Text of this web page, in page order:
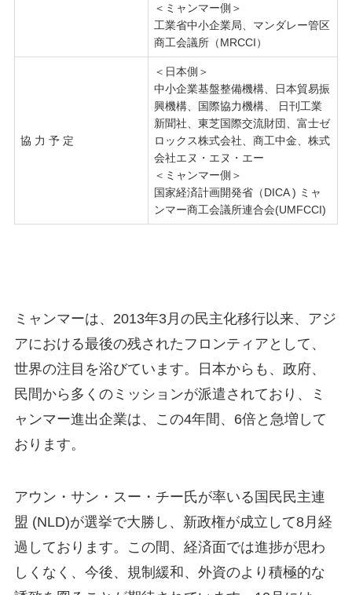
＜ミャンマー側＞
工業省中小企業局、マンダレー管区
商工会議所（MRCCI）
協 力 予 定
＜日本側＞
中小企業基盤整備機構、日本貿易振
興機構、国際協力機構、 日刊工業
新聞社、東芝国際交流財団、富士ゼ
ロックス株式会社、商工中金、株式
会社エヌ・エヌ・エー
＜ミャンマー側＞
国家経済計画開発省（DICA ) ミャ
ンマー商工会議所連合会(UMFCCI)
ミャンマーは、2013年3月の民主化移行以来、アジ
アにおける最後の残されたフロンティアとして、
世界の注目を浴びています。日本からも、政府、
民間から多くのミッションが派遣されており、ミ
ャンマー進出企業は、この4年間、6倍と急増して
おります。
アウン・サン・スー・チー氏が率いる国民民主連
盟 (NLD)が選挙で大勝し、新政権が成立して8月経
過しております。この間、経済面では進捗が思わ
しくなく、今後、規制緩和、外資のより積極的な